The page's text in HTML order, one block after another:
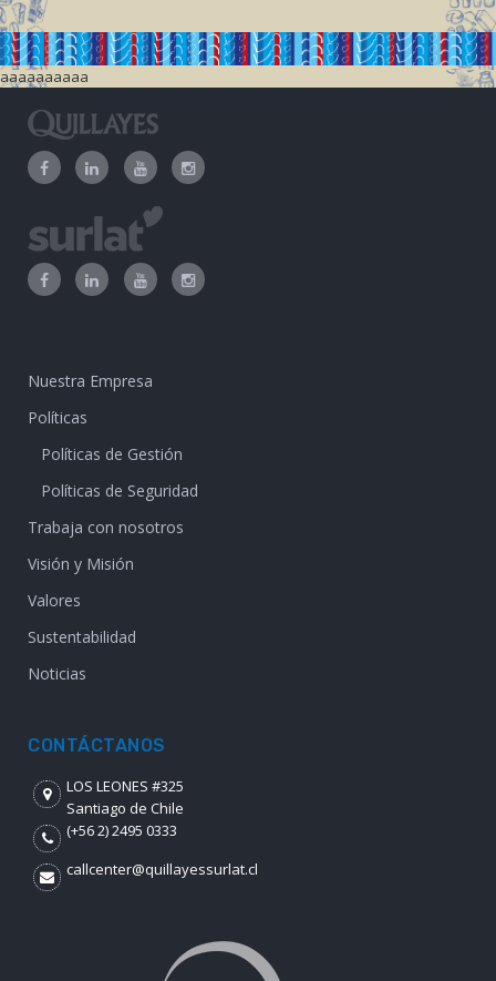
aaaaaaaaaa
Nuestra Empresa
Políticas
Políticas de Gestión
Políticas de Seguridad
Trabaja con nosotros
Visión y Misión
Valores
Sustentabilidad
Noticias
CONTÁCTANOS
LOS LEONES #325
Santiago de Chile
(+56 2) 2495 0333
callcenter@quillayessurlat.cl